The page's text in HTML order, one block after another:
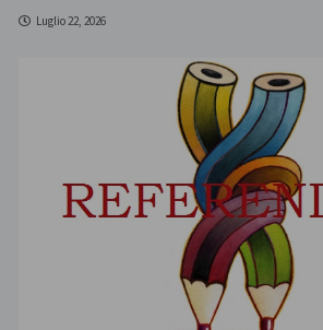
Luglio 22, 2026